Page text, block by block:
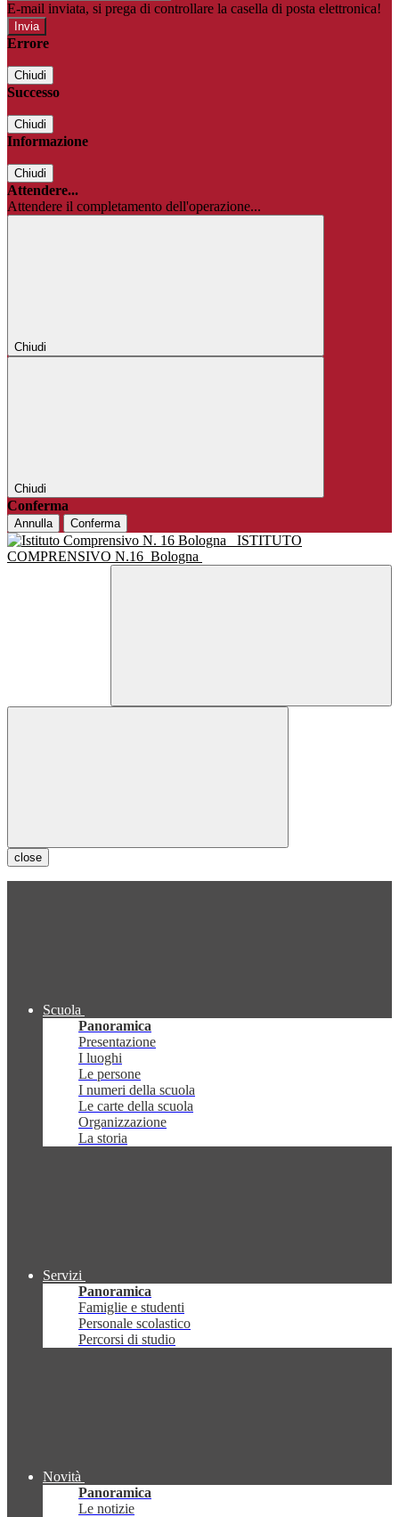
E-mail inviata, si prega di controllare la casella di posta elettronica!
Errore
Chiudi
Successo
Chiudi
Informazione
Chiudi
Attendere...
Attendere il completamento dell'operazione...
Chiudi
Chiudi
Conferma
Annulla Conferma
ISTITUTO
COMPRENSIVO N.16 Bologna
close
Scuola
Panoramica
Presentazione
I luoghi
Le persone
I numeri della scuola
Le carte della scuola
Organizzazione
La storia
Servizi
Panoramica
Famiglie e studenti
Personale scolastico
Percorsi di studio
Novità
Panoramica
Le notizie